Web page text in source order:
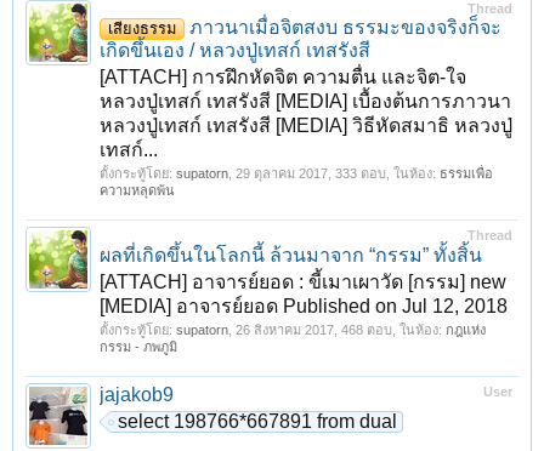
Thread
เสียงธรรม
ภาวนาเมื่อจิตสงบ ธรรมะของจริงก็จะ
เกิดขึ้นเอง / หลวงปู่เทสก์ เทสรังสี
[ATTACH] การฝึกหัดจิต ความตื่น และจิต-ใจ
หลวงปู่เทสก์ เทสรังสี [MEDIA] เบื้องต้นการภาวนา
หลวงปู่เทสก์ เทสรังสี [MEDIA] วิธีหัดสมาธิ หลวงปู่
เทสก์...
ตั้งกระทู้โดย: supatorn 29 ตุลาคม 2017 , 333 ตอบ, ในห้อง: ธรรมเพื่อ
ความหลุดพ้น
Thread
ผลที่เกิดขึ้นในโลกนี้ ล้วนมาจาก “กรรม” ทั้งสิ้น
[ATTACH] อาจารย์ยอด : ขี้เมาเผาวัด [กรรม] new
[MEDIA] อาจารย์ยอด Published on Jul 12, 2018
ตั้งกระทู้โดย: supatorn 26 สิงหาคม 2017 , 468 ตอบ, ในห้อง: กฎแห่ง
กรรม - ภพภูมิ
User
jajakob9
select 198766*667891 from dual